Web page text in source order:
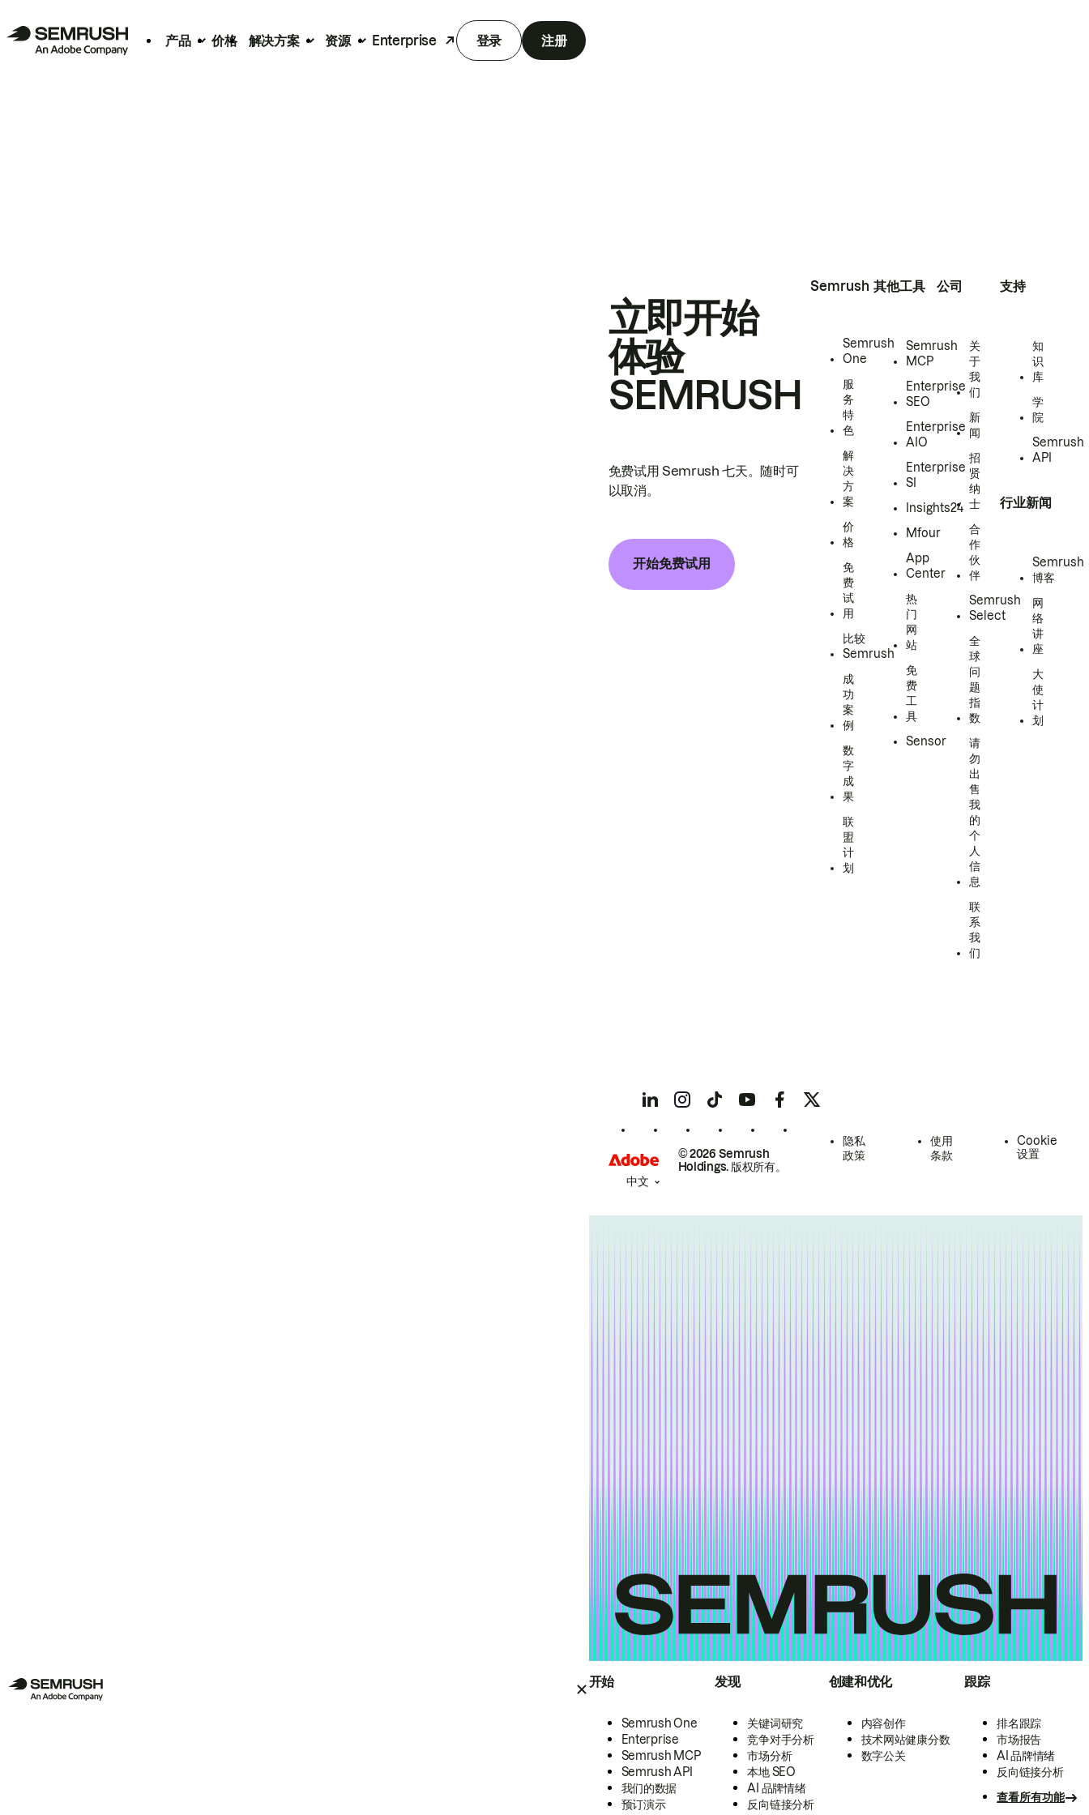
产品 价格 解决方案 资源 Enterprise 登录 注册
开始
Semrush One
Enterprise
Semrush MCP
Semrush API
我们的数据
预订演示
发现
关键词研究
竞争对手分析
市场分析
本地 SEO
AI 品牌情绪
反向链接分析
创建和优化
内容创作
技术网站健康分数
数字公关
跟踪
排名跟踪
市场报告
AI 品牌情绪
反向链接分析
查看所有功能
立即开始
体验
SEMRUSH
免费试用 Semrush 七天。随时可
以取消。
开始免费试用
Semrush
Semrush
One
服
务
特
色
解
决
方
案
价
格
免
费
试
用
比较
Semrush
成
功
案
例
数
字
成
果
联
盟
计
划
其他工具
Semrush
MCP
Enterprise
SEO
Enterprise
AIO
Enterprise
SI
Insights24
Mfour
App
Center
热
门
网
站
免
费
工
具
Sensor
公司
关
于
我
们
新
闻
招
贤
纳
士
合
作
伙
伴
Semrush
Select
全
球
问
题
指
数
请
勿
出
售
我
的
个
人
信
息
联
系
我
们
支持
知
识
库
学
院
Semrush
API
行业新闻
Semrush
博客
网
络
讲
座
大
使
计
划
© 2026 Semrush
Holdings. 版权所有。
隐私
政策
使用
条款
Cookie
设置
中文